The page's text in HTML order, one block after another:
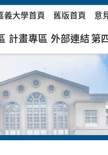
義大學首頁 舊版首頁 意
計畫專區 外部連結第